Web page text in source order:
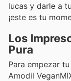
lucas y darle a
¡este es tu
Los
Pura
Para empezar
Amodil